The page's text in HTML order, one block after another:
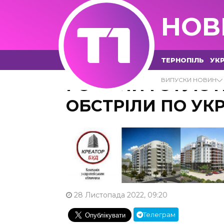
ТЕРНОПІЛЬ
ВИПУСКИ НОВИН
РОСІЯНИ
ОБСТРІЛИ ПО
28 Листопада 2022, 09:20
Телеграм